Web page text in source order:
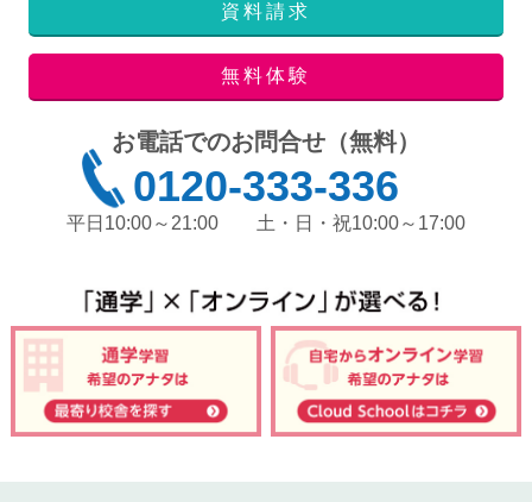
資料請求
無料体験
お電話でのお問合せ（無料）
0120-333-336
平日10:00～21:00 土・日・祝10:00～17:00